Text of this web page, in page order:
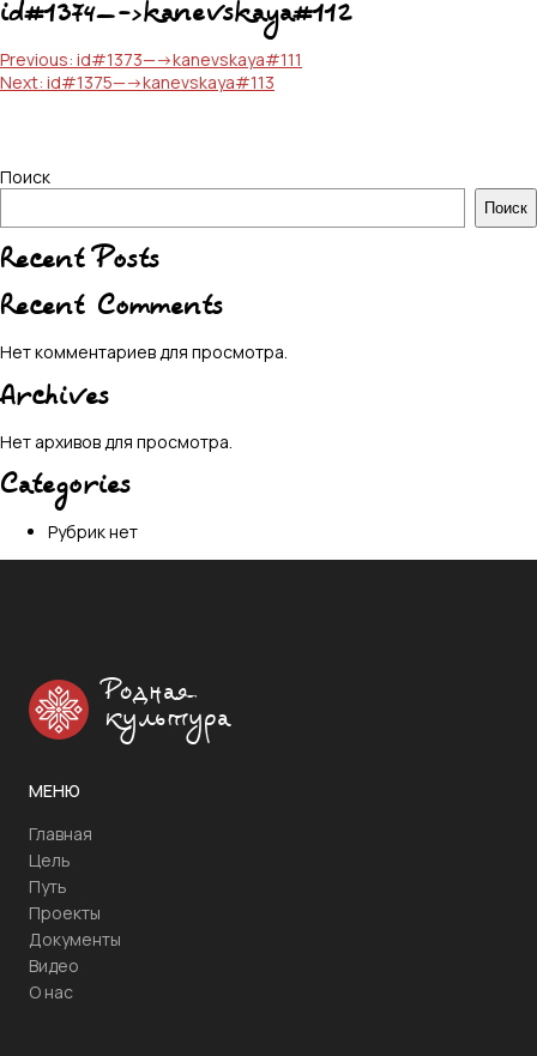
id#1374—->kanevskaya#112
Навигация
по
Previous: id#1373—->kanevskaya#111
Next: id#1375—->kanevskaya#113
Поиск
Поиск
Recent Posts
Recent Comments
Нет комментариев для просмотра.
Archives
Нет архивов для просмотра.
Categories
Рубрик нет
Родная
культура
МЕНЮ
Главная
Цель
Путь
Проекты
Документы
Видео
О нас